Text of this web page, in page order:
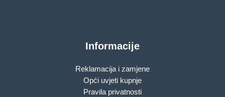
Informacije
Reklamacija i zamjene
Opći uvjeti kupnje
Pravila privatnosti